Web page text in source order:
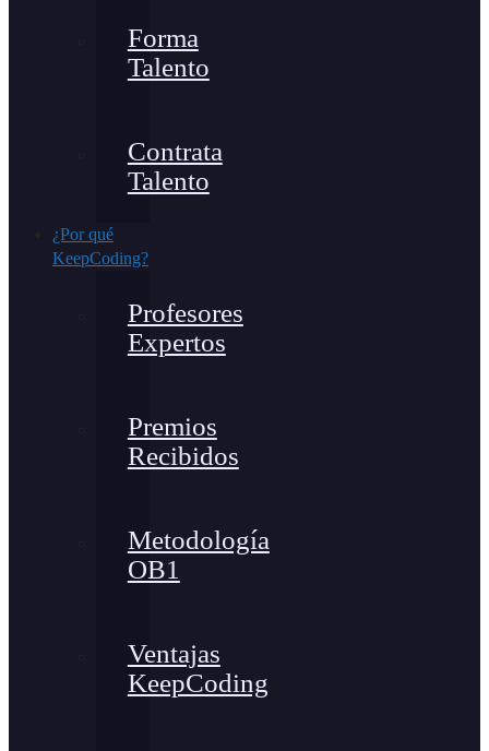
Forma
Talento
Contrata
Talento
¿Por qué
KeepCoding?
Profesores
Expertos
Premios
Recibidos
Metodología
OB1
Ventajas
KeepCoding